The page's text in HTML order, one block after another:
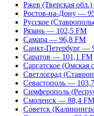
Ржев (Тверская
Ростов-на-Дону —
Русское
Рязань — 102,5 FM
Самара — 96,8 FM
Санкт-Петербург —
Саратов — 101,1 FM
Саргатское
Светлоград
Севастополь —
Симферополь
Смоленск — 88,4 FM
Советск